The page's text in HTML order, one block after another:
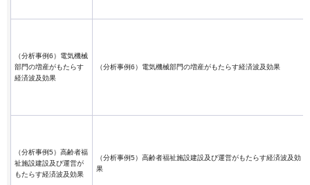
（分析事例6）電気機械
部門の増産がもたらす
経済波及効果
（分析事例6）電気機械部門の増産がもたらす経済波及効果
（分析事例5）高齢者福
祉施設建設及び運営が
もたらす経済波及効果
（分析事例5）高齢者福祉施設建設及び運営がもたらす経済波及効
果